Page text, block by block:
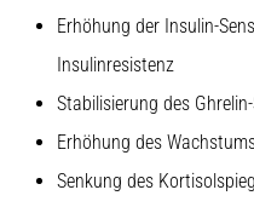
Erhöhung der Insulin-
Insulinresistenz
Stabilisierung des
Erhöhung des
Senkung des